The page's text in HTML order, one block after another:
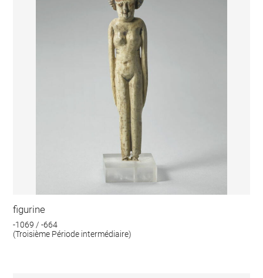
figurine
-1069 / -664
(Troisième Période intermédiaire)